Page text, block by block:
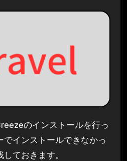
でインストールできなかっ
ておきます。